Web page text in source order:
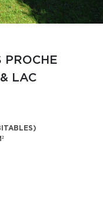
PROCHE
LAC